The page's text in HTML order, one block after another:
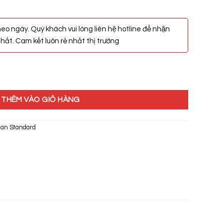
ngày. Quý khách vui lòng liên hệ hotline để nhận
Cam kết luôn rẻ nhất thị trường
THÊM VÀO GIỎ HÀNG
Standard